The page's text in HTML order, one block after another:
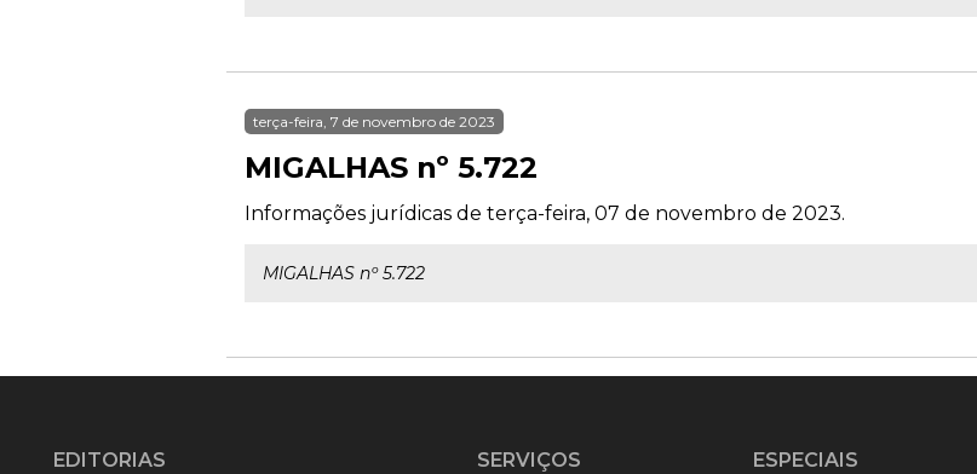
terça-feira, 7 de novembro de 2023
MIGALHAS nº 5.722
Informações jurídicas de terça-feira, 07 de novembro de 2023.
MIGALHAS nº 5.722
EDITORIAS
SERVIÇOS
ESPECIAIS